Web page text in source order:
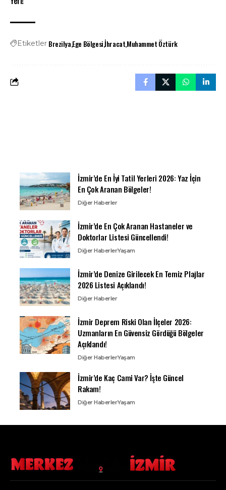
Etiketler BrezilyaEge BölgesiİhracatMuhammet Öztürk
İzmir’de En İyi Tatil Yerleri 2026: Yaz İçin
En Çok Aranan Bölgeler!
Diğer Haberler
İzmir’de En Çok Aranan Hastaneler ve
Doktorlar Listesi Güncellendi!
Diğer HaberlerYaşam
İzmir’de Denize Girilecek En Temiz Plajlar
2026 Listesi Açıklandı!
Diğer Haberler
İzmir Deprem Riski Olan İlçeler 2026:
Uzmanların En Güvensiz Gördüğü Bölgeler
Açıklandı!
Diğer HaberlerYaşam
İzmir’de Kaç Cami Var? İşte Güncel
Rakam!
Diğer HaberlerYaşam